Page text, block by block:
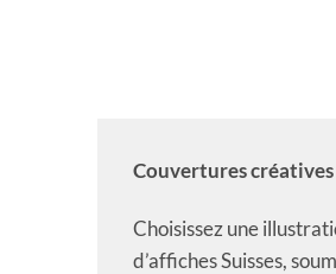
Couvertures créatives
Choisissez une
d’affiches Suisses,